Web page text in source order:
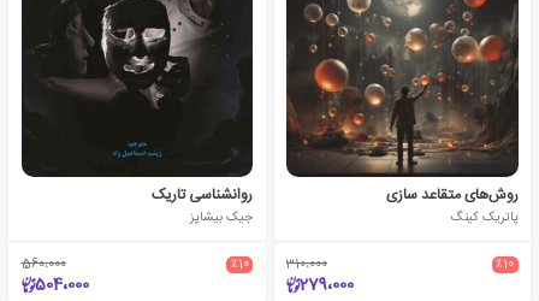
روش‌‎های متقاعد سازی
پاتریک کینگ
٪10 310،000
279،000
روانشناسی تاریک
جیک بیشاپز
٪10 560،000
504،000